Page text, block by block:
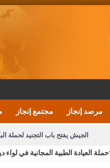
مجتمع إنجاز مرصد إنجاز
الجيش يفتح باب التجنيد لحملة